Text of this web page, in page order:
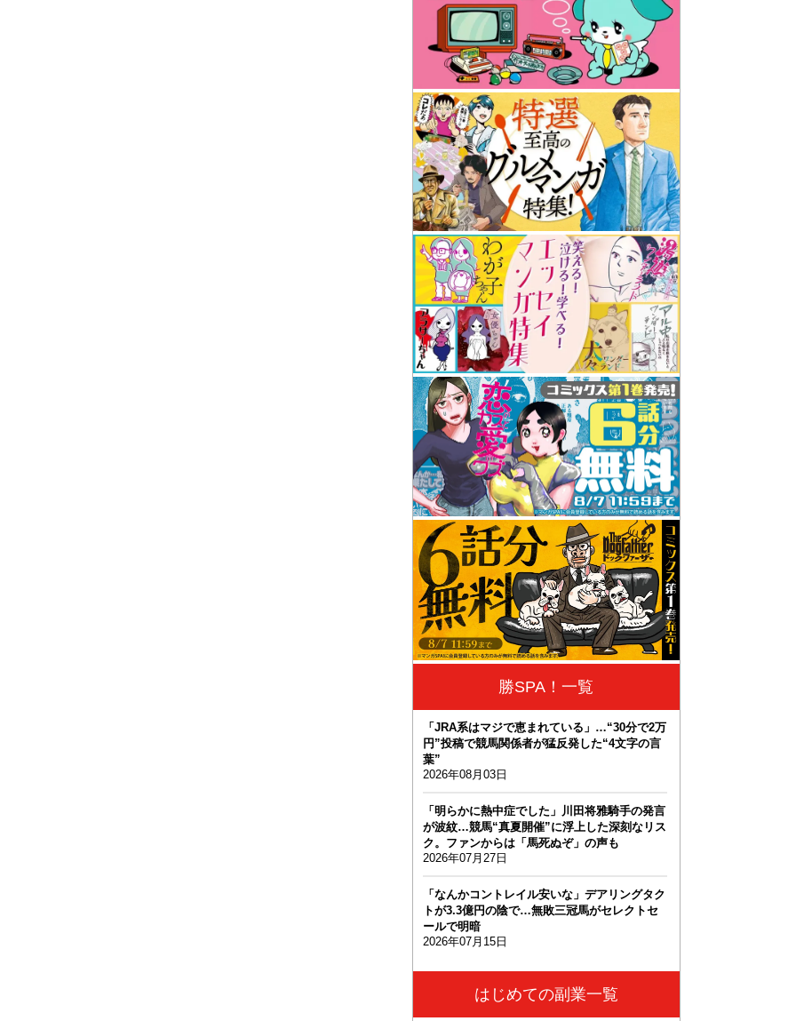
勝SPA！一覧
「JRA系はマジで恵まれている」…“30分で2万
円”投稿で競馬関係者が猛反発した“4文字の言
葉”
2026年08月03日
「明らかに熱中症でした」川田将雅騎手の発言
が波紋…競馬“真夏開催”に浮上した深刻なリス
ク。ファンからは「馬死ぬぞ」の声も
2026年07月27日
「なんかコントレイル安いな」デアリングタク
トが3.3億円の陰で…無敗三冠馬がセレクトセ
ールで明暗
2026年07月15日
はじめての副業一覧